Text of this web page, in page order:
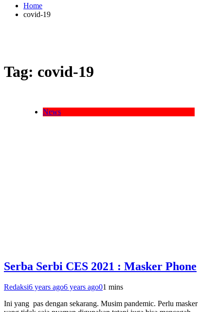
Home
covid-19
Tag: covid-19
News
Serba Serbi CES 2021 : Masker Phone
Redaksi6 years ago6 years ago01 mins
Ini yang pas dengan sekarang. Musim pandemic. Perlu masker